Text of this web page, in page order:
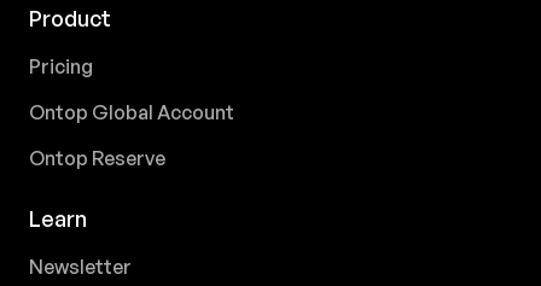
Product
Pricing
Ontop Global Account
Ontop Reserve
Learn
Newsletter